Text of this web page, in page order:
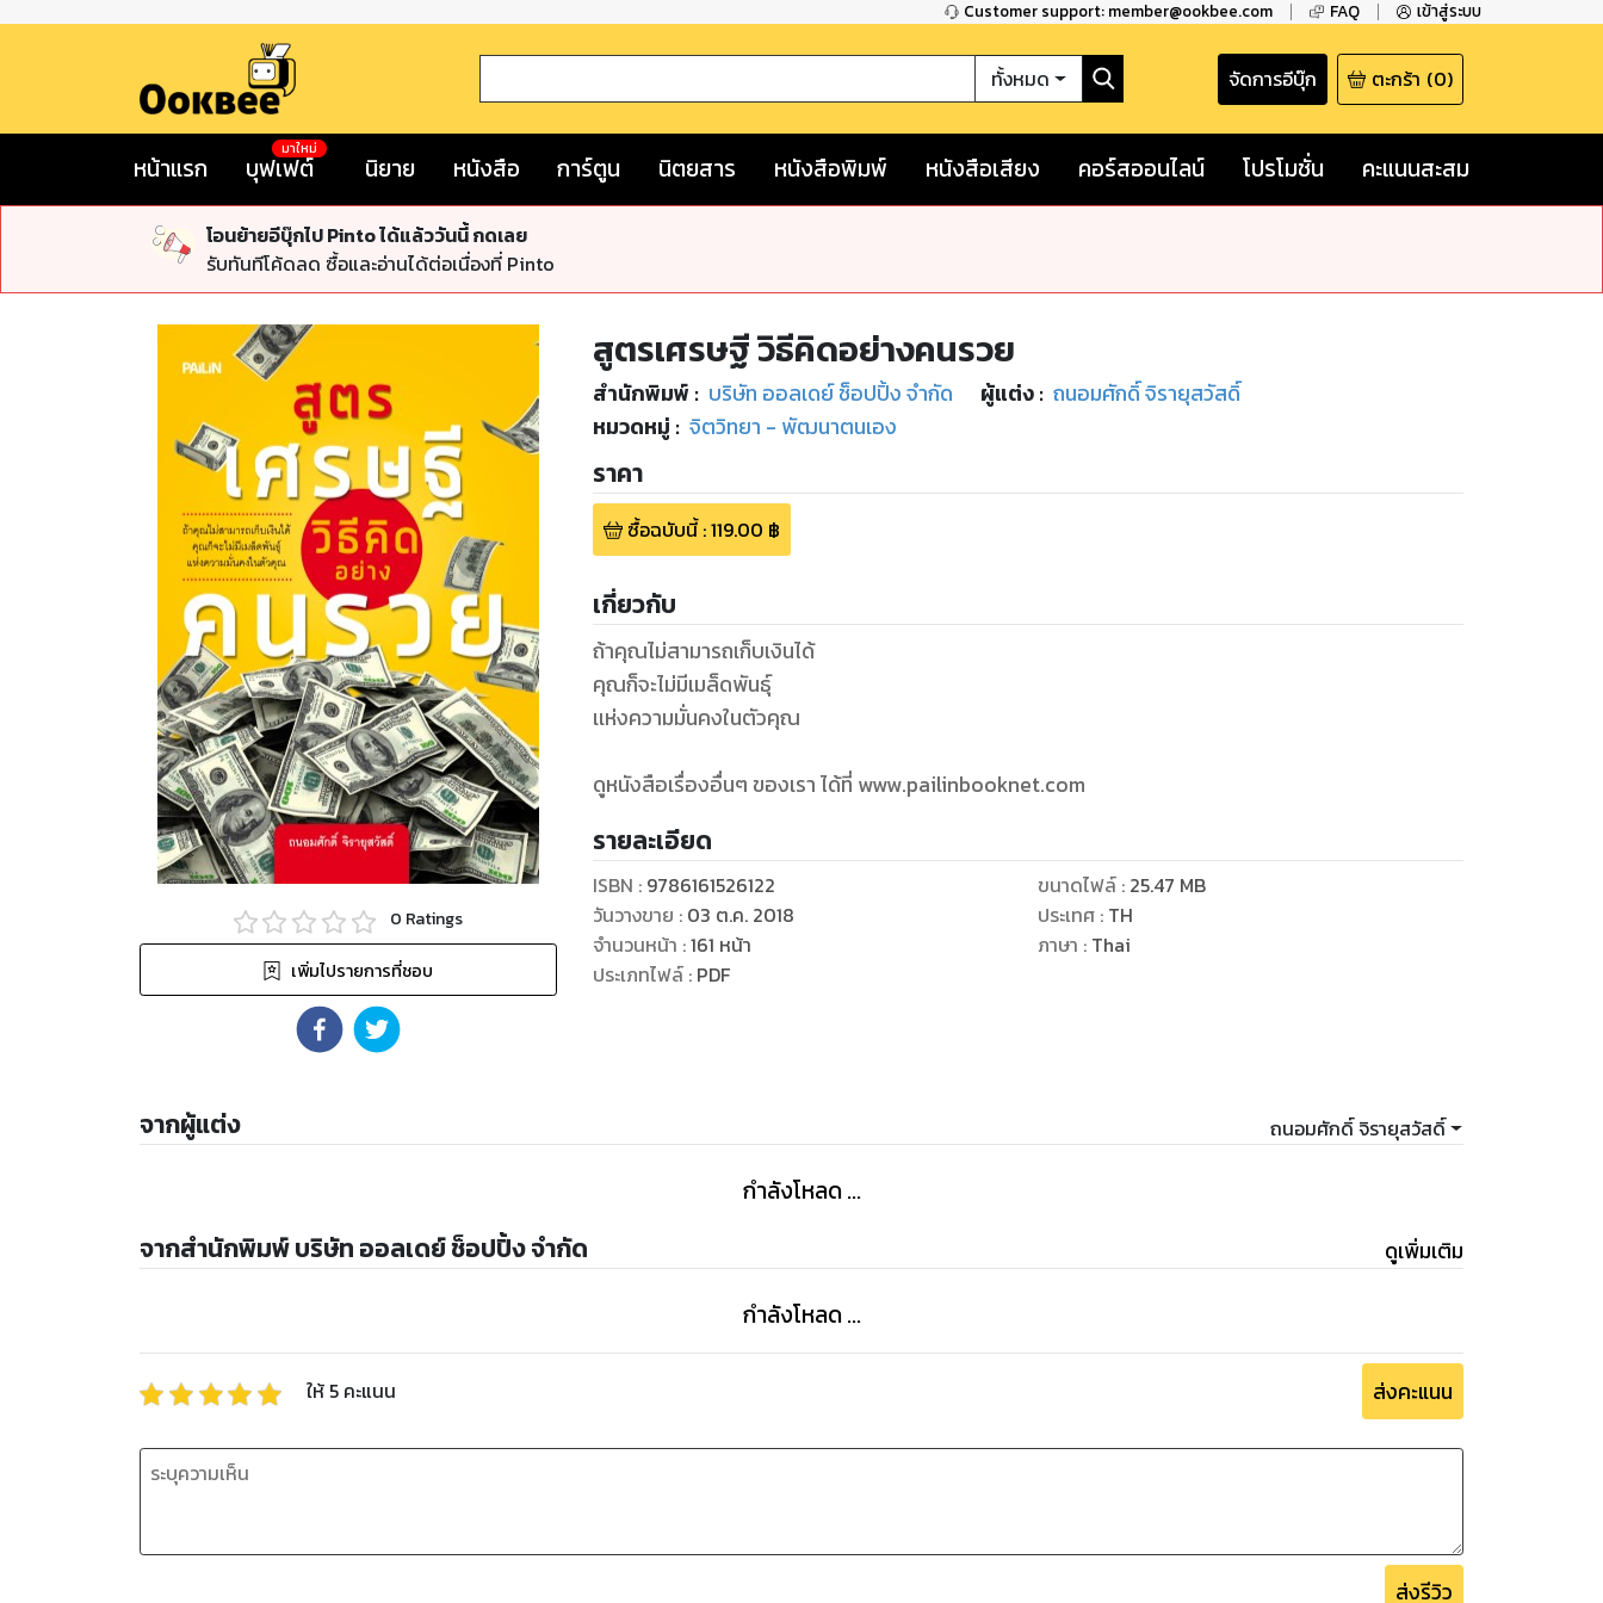
Customer support: member@ookbee.com FAQ เข้าสู่ระบบ
ทั้งหมด จัดการอีบุ๊ก ตะกร้า (0)
หน้าแรก บุฟเฟต์
มาใหม่
นิยาย หนังสือ การ์ตูน นิตยสาร หนังสือพิมพ์ หนังสือเสียง คอร์สออนไลน์ โปรโมชั่น คะแนนสะสม
โอนย้ายอีบุ๊กไป Pinto ได้แล้ววันนี้ กดเลย
รับทันทีโค้ดลด ซื้อและอ่านได้ต่อเนื่องที่ Pinto
0 Ratings
เพิ่มไปรายการที่ชอบ
สูตรเศรษฐี วิธีคิดอย่างคนรวย
สำนักพิมพ์ : บริษัท ออลเดย์ ช็อปปิ้ง จำกัด ผู้แต่ง : ถนอมศักดิ์ จิรายุสวัสดิ์
หมวดหมู่ : จิตวิทยา - พัฒนาตนเอง
ราคา
ซื้อฉบับนี้:119.00 ฿
เกี่ยวกับ
ถ้าคุณไม่สามารถเก็บเงินได้
คุณก็จะไม่มีเมล็ดพันธุ์
เเห่งความมั่นคงในตัวคุณ
ดูหนังสือเรื่องอื่นๆ ของเรา ได้ที่ www.pailinbooknet.com
รายละเอียด
ISBN : 9786161526122
วันวางขาย : 03 ต.ค. 2018
จำนวนหน้า :161 หน้า
ประเภทไฟล์: PDF
ขนาดไฟล์: 25.47 MB
ประเทศ : TH
ภาษา : Thai
จากผู้แต่ง ถนอมศักดิ์ จิรายุสวัสดิ์
กำลังโหลด ...
จากสำนักพิมพ์ บริษัท ออลเดย์ ช็อปปิ้ง จำกัด ดูเพิ่มเติม
กำลังโหลด ...
ให้ 5 คะแนน ส่งคะแนน
ส่งรีวิว